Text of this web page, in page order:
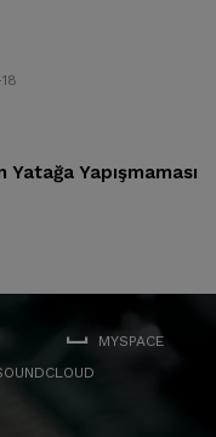
Yatağa Yapışmaması
MYSPACE